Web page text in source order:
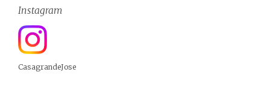
Instagram
CasagrandeJose